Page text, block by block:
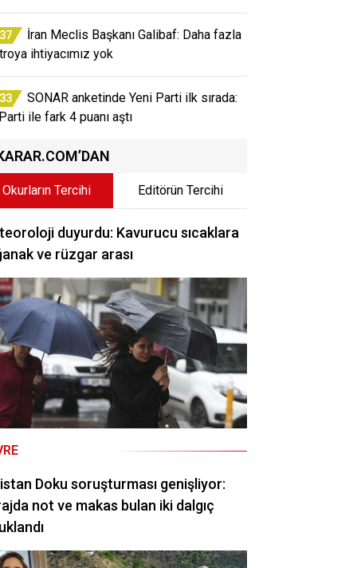
İran Meclis Başkanı Galibaf: Daha fazla
ihtiyacımız yok
SONAR anketinde Yeni Parti ilk sırada:
ile fark 4 puanı aştı
Okurların Tercihi Editörün Tercihi
duyurdu: Kavurucu sıcaklara
ve rüzgar arası
Doku soruşturması genişliyor:
not ve makas bulan iki dalgıç